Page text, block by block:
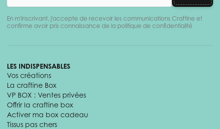
En m'inscrivant, j'accepte de recevoir les communications Craftine et
confirme avoir pris connaissance de la politique de confidentialité
LES INDISPENSABLES
Vos créations
La craftine Box
VP BOX : Ventes privées
Offrir la craftine box
Activer ma box cadeau
Tissus pas chers